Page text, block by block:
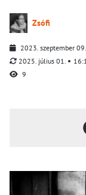
Zsófi
2023. szeptember 09.
2025. július 01.
9